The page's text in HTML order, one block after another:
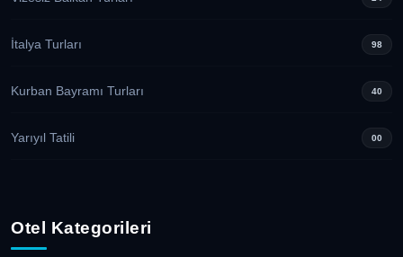
İtalya Turları 98
Kurban Bayramı Turları 40
Yarıyıl Tatili 00
Otel Kategorileri